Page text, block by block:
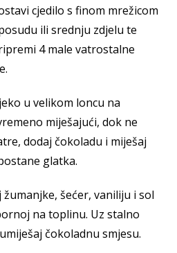
cjedilo s finom mrežicom
ili srednju zdjelu te
4 male vatrostalne
u velikom loncu na
miješajući, dok ne
dodaj čokoladu i miješaj
glatka.
šećer, vaniliju i sol
na toplinu. Uz stalno
čokoladnu smjesu.